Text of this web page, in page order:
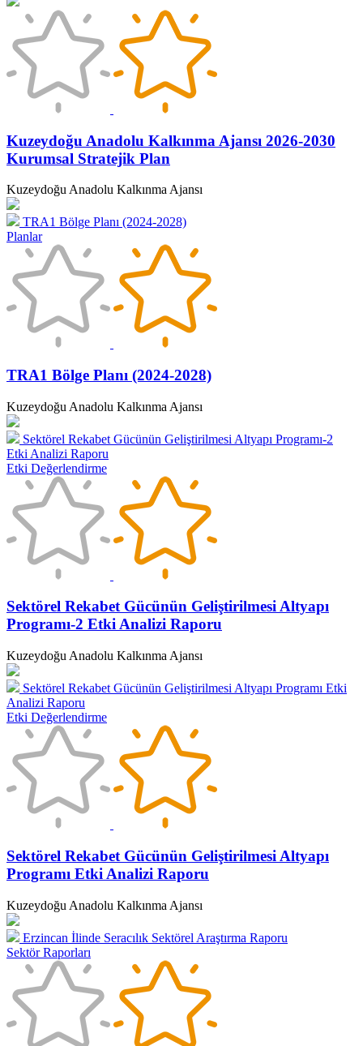
Kuzeydoğu Anadolu Kalkınma Ajansı 2026-2030
Kurumsal Stratejik Plan
Kuzeydoğu Anadolu Kalkınma Ajansı
TRA1 Bölge Planı (2024-2028)
Planlar
TRA1 Bölge Planı (2024-2028)
Kuzeydoğu Anadolu Kalkınma Ajansı
Sektörel Rekabet Gücünün Geliştirilmesi Altyapı Programı-2
Etki Analizi Raporu
Etki Değerlendirme
Sektörel Rekabet Gücünün Geliştirilmesi Altyapı
Programı-2 Etki Analizi Raporu
Kuzeydoğu Anadolu Kalkınma Ajansı
Sektörel Rekabet Gücünün Geliştirilmesi Altyapı Programı Etki
Analizi Raporu
Etki Değerlendirme
Sektörel Rekabet Gücünün Geliştirilmesi Altyapı
Programı Etki Analizi Raporu
Kuzeydoğu Anadolu Kalkınma Ajansı
Erzincan İlinde Seracılık Sektörel Araştırma Raporu
Sektör Raporları